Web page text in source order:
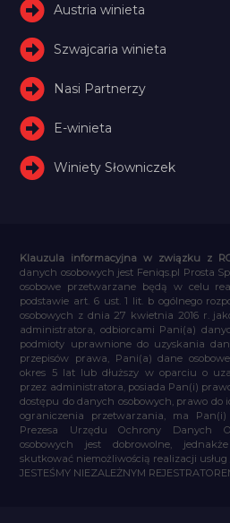
Austria winieta
Szwajcaria winieta
Nasi Partnerzy
E-winieta
Winiety Słowniczek
Klauzula informacyjna w związku z
danych osobowych jest Feniqs.pl Prosta
osobowe przetwarzane będą w celu
podstawie art. 6 ust. 1 lit. b ogólnego
osobowych z dnia 27 kwietnia 2016 r.
administratora, odbiorcami Pani(a)
podmioty uprawnione do uzyskania
przepisów prawa, Pani(a) dane
okres 5 lat lub dłuższy w oparciu o
przez administratora, posiada Pan(i)
dostępu do danych osobowych, prawo
ograniczenia przetwarzania, ma
Prezesa Urzędu Ochrony Danych
osobowych jest dobrowolne,
skutkować niemożliwością realizacji usług
JESTEŚMY NIEZALEŻNYM